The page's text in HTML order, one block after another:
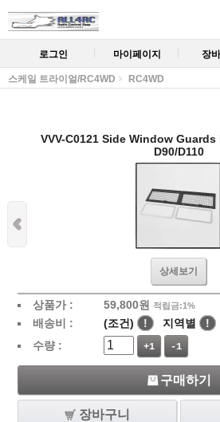
로그인 마이페이지 장
스케일 트라이얼/RC4WD RC4WD
VVV-C0121 Side Window
D90/D110
상세보기
상품가 : 59,800원 적립금:1%
배송비 : (조건) ! 지역별
!
수량 :
+1 -1
구매하기
장바구니